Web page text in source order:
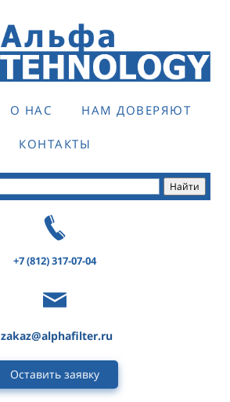
О НАС НАМ ДОВЕРЯЮТ
КОНТАКТЫ
+7 (812) 317-07-04
zakaz@alphafilter.ru
Оставить заявку